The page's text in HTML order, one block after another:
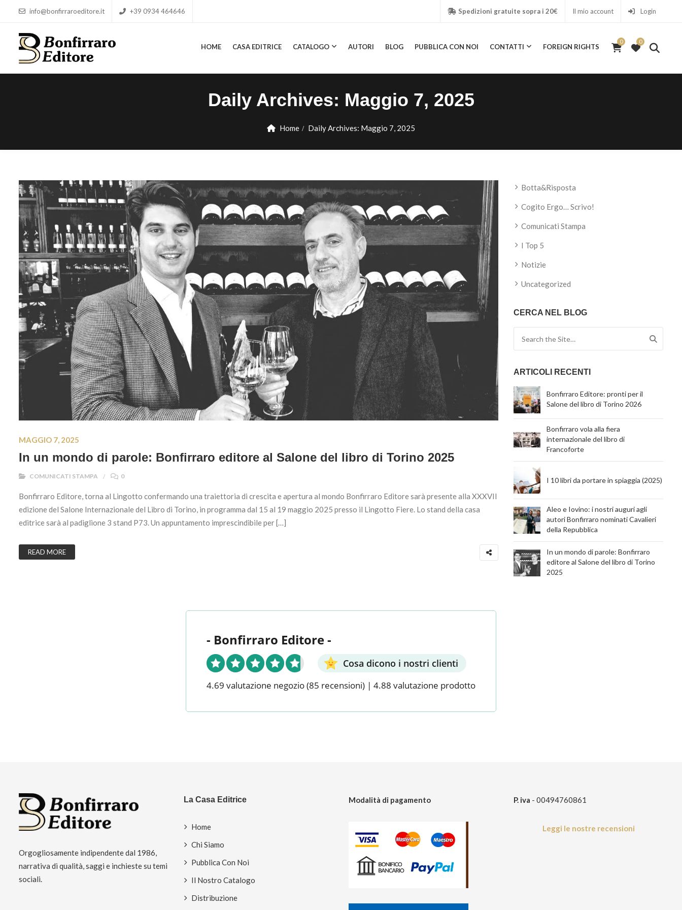
info@bonfirraroeditore.it +39 0934 464646 Spedizioni gratuite sopra i 20€ Il mio account Login
HOME CASA EDITRICE CATALOGO AUTORI BLOG PUBBLICA CON NOI CONTATTI FOREIGN RIGHTS
0
0
0
FOREIGN RIGHTS
Daily Archives: Maggio 7, 2025
Home Daily Archives: Maggio 7, 2025
MAGGIO 7, 2025
In un mondo di parole: Bonfirraro editore al Salone del libro di Torino 2025
COMUNICATI STAMPA 0
Bonfirraro Editore, torna al Lingotto confermando una traiettoria di crescita e apertura al mondo Bonfirraro Editore sarà presente alla XXXVII
edizione del Salone Internazionale del Libro di Torino, in programma dal 15 al 19 maggio 2025 presso il Lingotto Fiere. Lo stand della casa
editrice sarà al padiglione 3 stand P73. Un appuntamento imprescindibile per […]
READ MORE
Botta&Risposta
Cogito Ergo… Scrivo!
Comunicati Stampa
I Top 5
Notizie
Uncategorized
CERCA NEL BLOG
ARTICOLI RECENTI
Bonfirraro Editore: pronti per il
Salone del libro di Torino 2026
Bonfirraro vola alla fiera
internazionale del libro di
Francoforte
I 10 libri da portare in spiaggia (2025)
Aleo e Iovino: i nostri auguri agli
autori Bonfirraro nominati Cavalieri
della Repubblica
In un mondo di parole: Bonfirraro
editore al Salone del libro di Torino
2025
- Bonfirraro Editore -
Cosa dicono i nostri clienti
4.69 valutazione negozio(85 recensioni) | 4.88 valutazione prodotto
Orgogliosamente indipendente dal 1986,
narrativa di qualità, saggi e inchieste su temi
sociali.
La Casa Editrice
Home
Chi Siamo
Pubblica Con Noi
Il Nostro Catalogo
Distribuzione
Modalità di pagamento P. iva - 00494760861
Leggi le nostre recensioni